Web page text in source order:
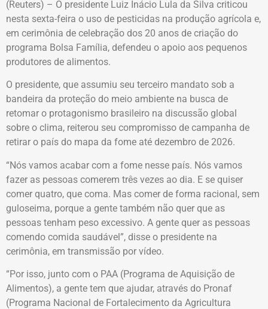
(Reuters) – O presidente Luiz Inácio Lula da Silva criticou
nesta sexta-feira o uso de pesticidas na produção agrícola e,
em cerimônia de celebração dos 20 anos de criação do
programa Bolsa Família, defendeu o apoio aos pequenos
produtores de alimentos.
O presidente, que assumiu seu terceiro mandato sob a
bandeira da proteção do meio ambiente na busca de
retomar o protagonismo brasileiro na discussão global
sobre o clima, reiterou seu compromisso de campanha de
retirar o país do mapa da fome até dezembro de 2026.
“Nós vamos acabar com a fome nesse país. Nós vamos
fazer as pessoas comerem três vezes ao dia. E se quiser
comer quatro, que coma. Mas comer de forma racional, sem
guloseima, porque a gente também não quer que as
pessoas tenham peso excessivo. A gente quer as pessoas
comendo comida saudável”, disse o presidente na
cerimônia, em transmissão por vídeo.
“Por isso, junto com o PAA (Programa de Aquisição de
Alimentos), a gente tem que ajudar, através do Pronaf
(Programa Nacional de Fortalecimento da Agricultura